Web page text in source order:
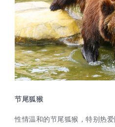
节尾狐猴
性情温和的节尾狐猴，特别热